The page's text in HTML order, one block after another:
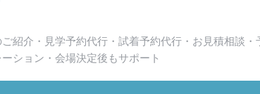
紹介・見学予約代行・試着予約代行・お見積相談・
ーション・会場決定後もサポート